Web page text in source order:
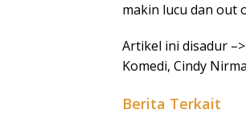
makin lucu dan out
Artikel ini disadur
Komedi, Cindy
Berita Terkait